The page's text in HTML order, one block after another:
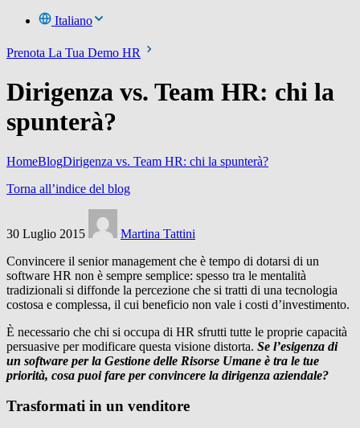
Italiano
Prenota La Tua Demo HR
Dirigenza vs. Team HR: chi la
spunterà?
HomeBlogDirigenza vs. Team HR: chi la spunterà?
Torna all’indice del blog
30 Luglio 2015
Martina Tattini
Convincere il senior management che è tempo di dotarsi di un
software HR non è sempre semplice: spesso tra le mentalità
tradizionali si diffonde la percezione che si tratti di una tecnologia
costosa e complessa, il cui beneficio non vale i costi d’investimento.
È necessario che chi si occupa di HR sfrutti tutte le proprie capacità
persuasive per modificare questa visione distorta. Se l’esigenza di
un software per la Gestione delle Risorse Umane è tra le tue
priorità, cosa puoi fare per convincere la dirigenza aziendale?
Trasformati in un venditore